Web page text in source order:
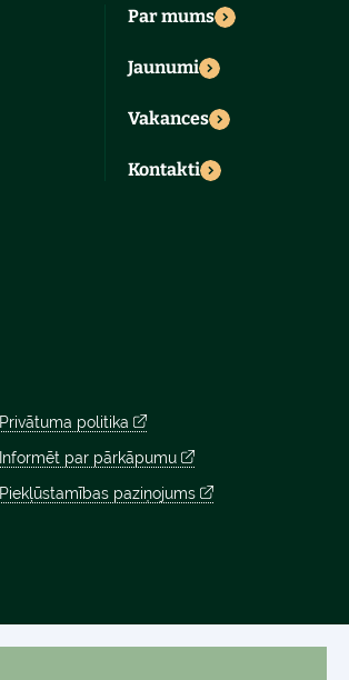
Par mums
Jaunumi
Vakances
Kontakti
Privātuma politika
Informēt par pārkāpumu
Piekļūstamības paziņojums